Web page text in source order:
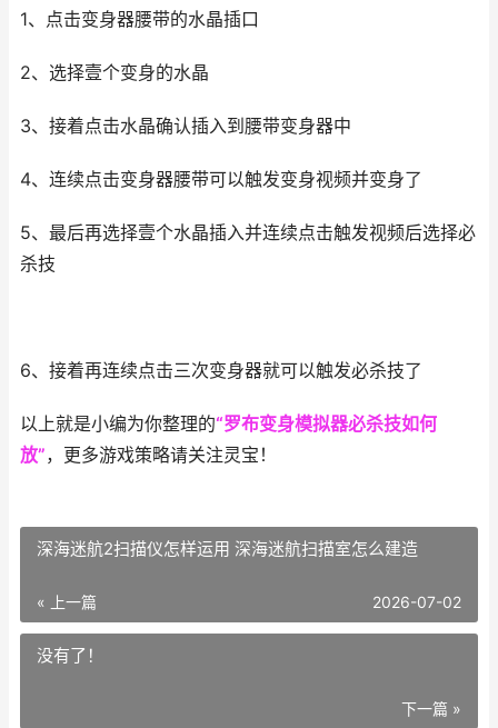
1、点击变身器腰带的水晶插口
2、选择壹个变身的水晶
3、接着点击水晶确认插入到腰带变身器中
4、连续点击变身器腰带可以触发变身视频并变身了
5、最后再选择壹个水晶插入并连续点击触发视频后选择必
杀技
6、接着再连续点击三次变身器就可以触发必杀技了
以上就是小编为你整理的“罗布变身模拟器必杀技如何
放”，更多游戏策略请关注灵宝！
深海迷航2扫描仪怎样运用 深海迷航扫描室怎么建造
« 上一篇 2026-07-02
没有了！
下一篇 »